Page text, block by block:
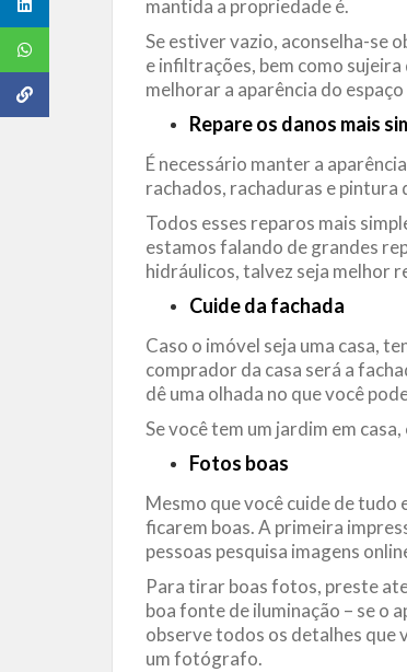
mantida a propriedade é.
Se estiver vazio, aconselha-se
e infiltrações, bem como
melhorar a aparência do
Repare os danos mais
É necessário manter a
rachados, rachaduras e pintura
Todos esses reparos mais
estamos falando de grandes
hidráulicos, talvez seja melhor
Cuide da fachada
Caso o imóvel seja uma casa,
comprador da casa será a
dê uma olhada no que você
Se você tem um jardim em
Fotos boas
Mesmo que você cuide de
ficarem boas. A primeira
pessoas pesquisa imagens
Para tirar boas fotos, preste
boa fonte de iluminação – se o
observe todos os detalhes que
um fotógrafo.